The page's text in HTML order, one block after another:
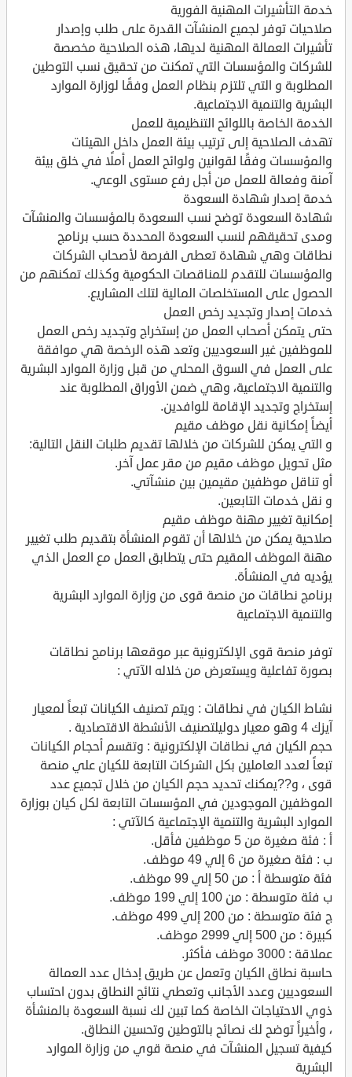
خدمة التأشيرات المهنية الفورية
صلاحيات توفر لجميع المنشآت القدرة على طلب وإصدار
تأشيرات العمالة المهنية لديها، هذه الصلاحية مخصصة
للشركات والمؤسسات التي تمكنت من تحقيق نسب التوطين
المطلوبة و التي تلتزم بنظام العمل وفقًا لوزارة الموارد
البشرية والتنمية الاجتماعية.
الخدمة الخاصة باللوائح التنظيمية للعمل
تهدف الصلاحية إلى ترتيب بيئة العمل داخل الهيئات
والمؤسسات وفقًا لقوانين ولوائح العمل أملًا في خلق بيئة
آمنة وفعالة للعمل من أجل رفع مستوى الوعي.
خدمة إصدار شهادة السعودة
شهادة السعودة توضح نسب السعودة بالمؤسسات والمنشآت
ومدى تحقيقهم لنسب السعودة المحددة حسب برنامج
نطاقات وهي شهادة تعطى الفرصة لأصحاب الشركات
والمؤسسات للتقدم للمناقصات الحكومية وكذلك تمكنهم من
الحصول على المستخلصات المالية لتلك المشاريع.
خدمات إصدار وتجديد رخص العمل
حتى يتمكن أصحاب العمل من إستخراج وتجديد رخص العمل
للموظفين غير السعوديين وتعد هذه الرخصة هي موافقة
على العمل في السوق المحلي من قبل وزارة الموارد البشرية
والتنمية الاجتماعية، وهي ضمن الأوراق المطلوبة عند
إستخراج وتجديد الإقامة للوافدين.
أيضاً إمكانية نقل موظف مقيم
و التي يمكن للشركات من خلالها تقديم طلبات النقل التالية:
مثل تحويل موظف مقيم من مقر عمل آخر.
أو تناقل موظفين مقيمين بين منشآتي.
و نقل خدمات التابعين.
إمكانية تغيير مهنة موظف مقيم
صلاحية يمكن من خلالها أن تقوم المنشأة بتقديم طلب تغيير
مهنة الموظف المقيم حتى يتطابق العمل مع العمل الذي
يؤديه في المنشأة.
برنامج نطاقات من منصة قوى من وزارة الموارد البشرية
والتنمية الاجتماعية
توفر منصة قوى الإلكترونية عبر موقعها برنامج نطاقات
بصورة تفاعلية ويستعرض من خلاله الآتي :
نشاط الكيان في نطاقات : ويتم تصنيف الكيانات تبعاً لمعيار
آيزك 4 وهو معيار دوليلتصنيف الأنشطة الاقتصادية .
حجم الكيان في نطاقات الإلكترونية : وتقسم أحجام الكيانات
تبعاً لعدد العاملين بكل الشركات التابعة للكيان علي منصة
قوى ، و??يمكنك تحديد حجم الكيان من خلال تجميع عدد
الموظفين الموجودين في المؤسسات التابعة لكل كيان بوزارة
الموارد البشرية والتنمية الإجتماعية كالآتي :
أ : فئة صغيرة من 5 موظفين فأقل.
ب : فئة صغيرة من 6 إلي 49 موظف.
فئة متوسطة أ : من 50 إلي 99 موظف.
ب فئة متوسطة : من 100 إلي 199 موظف.
ج فئة متوسطة : من 200 إلي 499 موظف.
كبيرة : من 500 إلي 2999 موظف.
عملاقة : 3000 موظف فأكثر.
حاسبة نطاق الكيان وتعمل عن طريق إدخال عدد العمالة
السعوديين وعدد الأجانب وتعطي نتائج النطاق بدون احتساب
ذوي الاحتياجات الخاصة كما تبين لك نسبة السعودة بالمنشأة
، وأخيراً توضح لك نصائح بالتوطين وتحسين النطاق.
كيفية تسجيل المنشآت في منصة قوي من وزارة الموارد
البشرية